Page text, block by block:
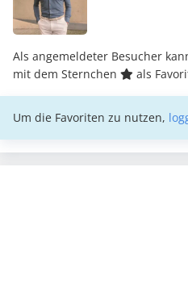
Als angemeldeter Besucher
mit dem Sternchen
als
Um die Favoriten zu nutzen,